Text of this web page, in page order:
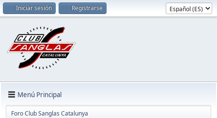
Iniciar sesión Registrarse
Menú Principal
Foro Club Sanglas Catalunya